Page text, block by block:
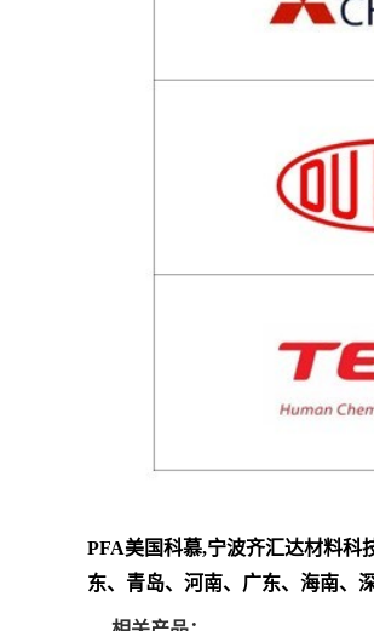
PFA美国科慕,宁波齐汇达材料科
东、青岛、河南、广东、海南、